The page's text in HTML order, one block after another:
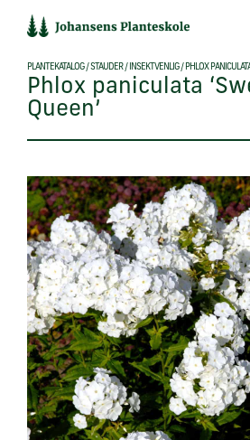
indholdet
PLANTEKATALOG/ STAUDER/ INSEKTVENLIG/ PHLOX
Phlox paniculata
Queen’